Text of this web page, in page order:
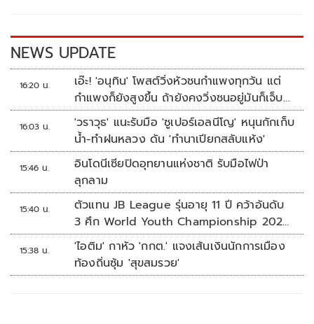
k k
NEWS UPDATE
16:20 น.
เอ๊ะ! 'อนุทิน' โพสต์วิ่งหัวชนกำแพงทุกวัน แต่
กำแพงก็ยังสูงขึ้น ถ้ายังคงวิ่งชนอยู่มันก็เจ็บ
หัวอีก
16:03 น.
'วราวุธ' แนะรับมือ 'ซูเปอร์เอลนีโญ' หนุนกักเก็บ
น้ำ-ทำฝนหลวง ดัน 'ทำนาเปียกสลับแห้ง'
15:46 น.
อินโดนีเซียปิดอุทยานแห่งชาติ รับมือไฟป่า
ลุกลาม
15:40 น.
ตัวแทน JB League รุ่นอายุ 11 ปี คว้าอันดับ
3 ศึก World Youth Championship 2026
ที่สิงคโปร์
15:38 น.
'ไอติม' กาหัว 'กกต.' แจงเส้นเงินนักการเมือง
ท้องถิ่นซุ้ม 'สุขสมรวย'